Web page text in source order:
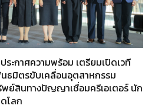
กาศความพร้อม เตรียมเปิดเวที
ธมิตรขับเคลื่อนอุตสาหกรรม
พย์สินทางปัญญาเชื่อมครีเอเตอร์ นัก
โลก